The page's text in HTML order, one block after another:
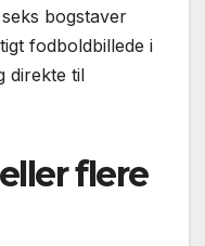
bogstaver
fodboldbillede i
direkte til
flere